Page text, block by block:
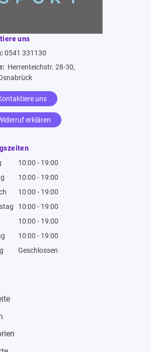
uns
0541 331130
Herrenteichstr. 28-30,
uns
erklären
10:00 - 19:00
10:00 - 19:00
10:00 - 19:00
10:00 - 19:00
10:00 - 19:00
10:00 - 19:00
Geschlossen